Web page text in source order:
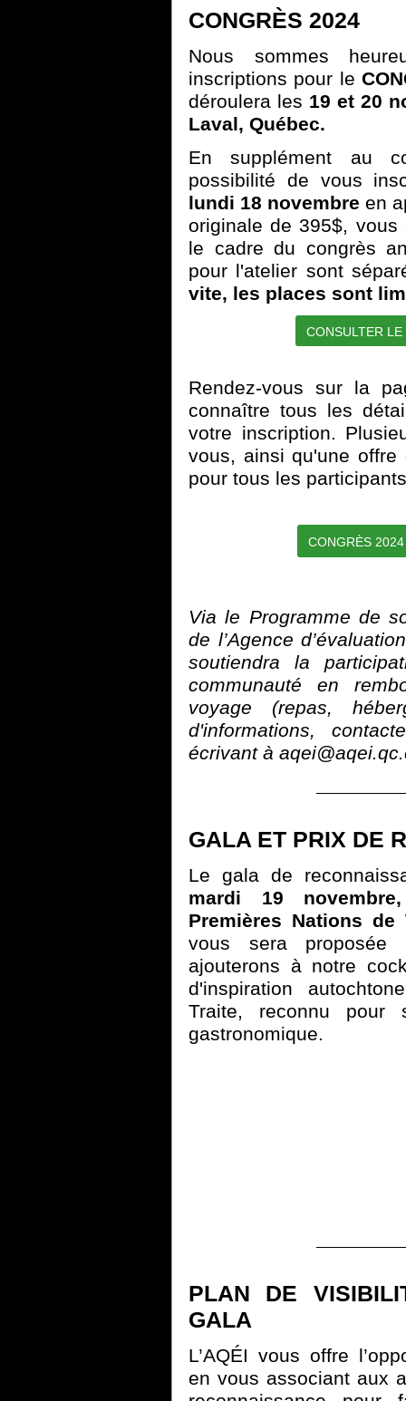
CONGRÈS 2024
Nous sommes
inscriptions pour le
déroulera les 19 et 20
Laval, Québec.
En supplément au
possibilité de vous
lundi 18 novembre en
originale de 395$,
le cadre du congrès
pour l'atelier sont
vite, les places sont
CONSULTER
Rendez-vous sur la
connaître tous les
votre inscription.
vous, ainsi qu'une offre
pour tous les
CONGRÈS
Via le Programme de
de l’Agence
soutiendra la
communauté en
voyage (repas,
d'informations,
écrivant à
GALA ET PRIX DE
Le gala de
mardi 19 novembre,
Premières Nations de
vous sera proposée
ajouterons à notre
d'inspiration
Traite, reconnu pour
gastronomique.
PLAN DE
GALA
L’AQÉI vous offre
en vous associant aux